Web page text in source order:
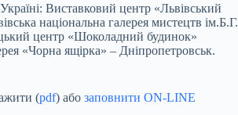
Виставковий центр «Львівський
національна галерея мистецтв ім.Б.Г.
центр «Шоколадний будинок»
«Чорна ящірка» – Дніпропетровськ.
(pdf) або заповнити ON-LINE